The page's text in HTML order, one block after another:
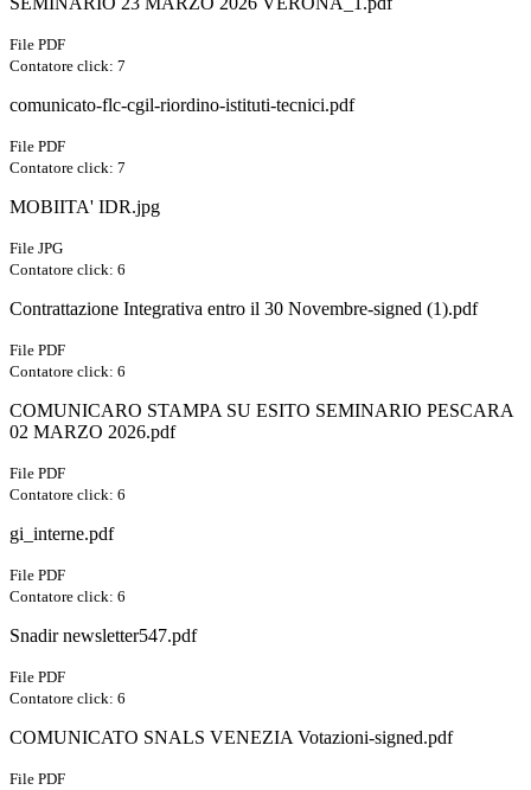
File PDF
Contatore click: 7
comunicato-flc-cgil-riordino-istituti-tecnici.pdf
File PDF
Contatore click: 7
MOBIITA' IDR.jpg
File JPG
Contatore click: 6
Contrattazione Integrativa entro il 30 Novembre-signed (1).pdf
File PDF
Contatore click: 6
COMUNICARO STAMPA SU ESITO SEMINARIO PESCARA
02 MARZO 2026.pdf
File PDF
Contatore click: 6
gi_interne.pdf
File PDF
Contatore click: 6
Snadir newsletter547.pdf
File PDF
Contatore click: 6
COMUNICATO SNALS VENEZIA Votazioni-signed.pdf
File PDF